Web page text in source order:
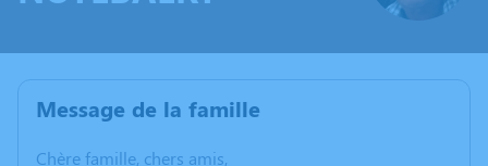
Message de la famille
Chère famille, chers amis,